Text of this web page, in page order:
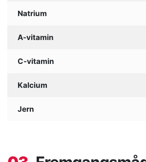
Natrium
A-vitamin
C-vitamin
Kalcium
Jern